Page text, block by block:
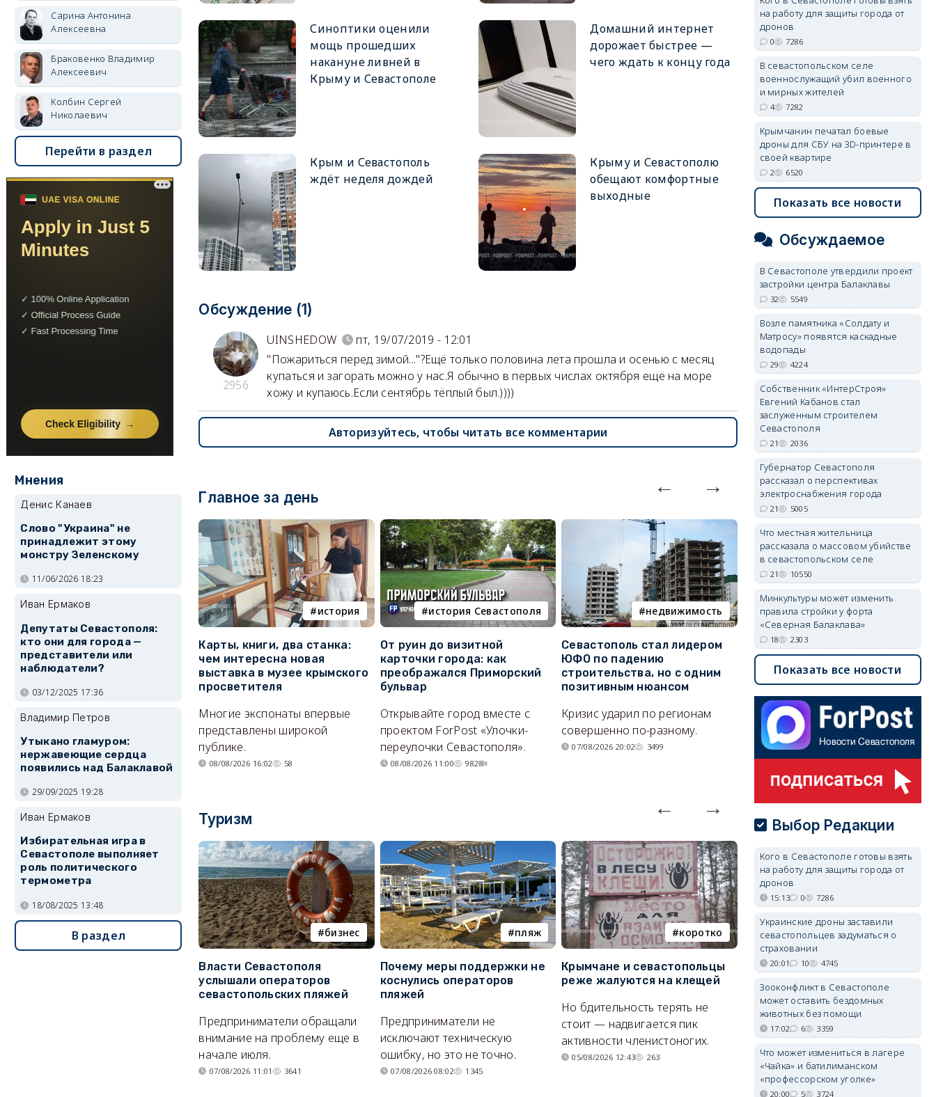
Синоптики оценили
мощь прошедших
накануне ливней в
Крыму и Севастополе
Домашний интернет
дорожает быстрее —
чего ждать к концу года
Крым и Севастополь
ждёт неделя дождей
Крыму и Севастополю
обещают комфортные
выходные
Обсуждение (1)
2956
UINSHEDOW
пт, 19/07/2019 - 12:01
"Пожариться перед зимой..."?Ещё только половина лета прошла и осенью с месяц
купаться и загорать можно у нас.Я обычно в первых числах октября ещё на море
хожу и купаюсь.Если сентябрь тёплый был.))))
Авторизуйтесь, чтобы читать все комментарии
Главное за день
история
Карты, книги, два станка:
чем интересна новая
выставка в музее крымского
просветителя
Многие экспонаты впервые
представлены широкой
публике.
08/08/2026 16:02 58
история Севастополя
От руин до визитной
карточки города: как
преображался Приморский
бульвар
Открывайте город вместе с
проектом ForPost «Улочки-
переулочки Севастополя».
08/08/2026 11:00 982
недвижимость
Севастополь стал лидером
ЮФО по падению
строительства, но с одним
позитивным нюансом
Кризис ударил по регионам
совершенно по-разному.
07/08/2026 20:02 3499
Кого в Севастополе готовы
взять на работу для защиты
города от дронов
Что надо знать о МОГах
города.
07/08/2026 15:13
Туризм
бизнес
Власти Севастополя
услышали операторов
севастопольских пляжей
Предприниматели обращали
внимание на проблему еще в
начале июля.
07/08/2026 11:01 3641
пляж
Почему меры поддержки не
коснулись операторов
пляжей
Предприниматели не
исключают техническую
ошибку, но это не точно.
07/08/2026 08:02 1345
коротко
Крымчане и севастопольцы
реже жалуются на клещей
Но бдительность терять не
стоит — надвигается пик
активности членистоногих.
05/08/2026 12:43 263
Балаклава
В Севастополе утвердили
проект застройки центра
Балаклавы
Там появится туристический
квартал с отелями и
парковками.
05/08/2026 08:01 5549
Сарина Антонина
Алексеевна
Браковенко Владимир
Алексеевич
Колбин Сергей
Николаевич
Перейти в раздел
Мнения
Денис Канаев
Слово "Украина" не
принадлежит этому
монстру Зеленскому
11/06/2026 18:23
Иван Ермаков
Депутаты Севастополя:
кто они для города —
представители или
наблюдатели?
03/12/2025 17:36
Владимир Петров
Утыкано гламуром:
нержавеющие сердца
появились над Балаклавой
29/09/2025 19:28
Иван Ермаков
Избирательная игра в
Севастополе выполняет
роль политического
термометра
18/08/2025 13:48
В раздел
на работу для защиты города от
дронов
0 7286
В севастопольском селе
военнослужащий убил военного
и мирных жителей
4 7282
Крымчанин печатал боевые
дроны для СБУ на 3D-принтере в
своей квартире
2 6520
Показать все новости
Обсуждаемое
В Севастополе утвердили проект
застройки центра Балаклавы
32 5549
Возле памятника «Солдату и
Матросу» появятся каскадные
водопады
29 4224
Собственник «ИнтерСтроя»
Евгений Кабанов стал
заслуженным строителем
Севастополя
21 2036
Губернатор Севастополя
рассказал о перспективах
электроснабжения города
21 5005
Что местная жительница
рассказала о массовом убийстве
в севастопольском селе
21 10550
Минкультуры может изменить
правила стройки у форта
«Северная Балаклава»
18 2303
Показать все новости
Выбор Редакции
Кого в Севастополе готовы взять
на работу для защиты города от
дронов
15:13 0 7286
Украинские дроны заставили
севастопольцев задуматься о
страховании
20:01 10 4745
Зооконфликт в Севастополе
может оставить бездомных
животных без помощи
17:02 6 3359
Что может измениться в лагере
«Чайка» и батилиманском
«профессорском уголке»
20:00 5 3724